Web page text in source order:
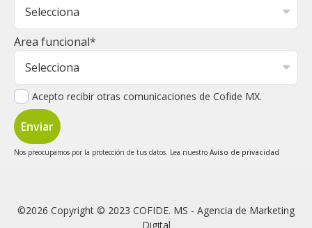
Area funcional*
Acepto recibir otras comunicaciones de Cofide MX.
Nos preocupamos por la protección de tus datos. Lea nuestro Aviso de privacidad
©2026 Copyright © 2023 COFIDE. MS - Agencia de Marketing
Digital